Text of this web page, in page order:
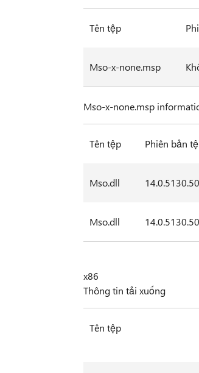
Tên tệp
Mso-x-none.msp
Mso-x-none.msp
Tên tệp Phiên bản
Mso.dll
Mso.dll
x86
Thông tin tải xuống
Tên tệp